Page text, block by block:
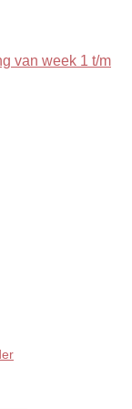
van week 1 t/m